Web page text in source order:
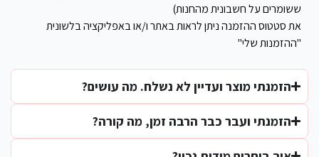
ששומרים על חשבונית מהחנות)
את סטטוס ההזמנה ניתן לראות באתר ו/או באפליקציה בלשונית
"ההזמנות שלי"
הזמנתי מוצר ועדיין לא נשלח. מה עושים?
הזמנתי ועבר כבר הרבה זמן, מה קורה?